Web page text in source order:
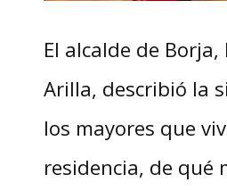
El alcalde de Borja,
Arilla, describió la
los mayores que
residencia, de qué